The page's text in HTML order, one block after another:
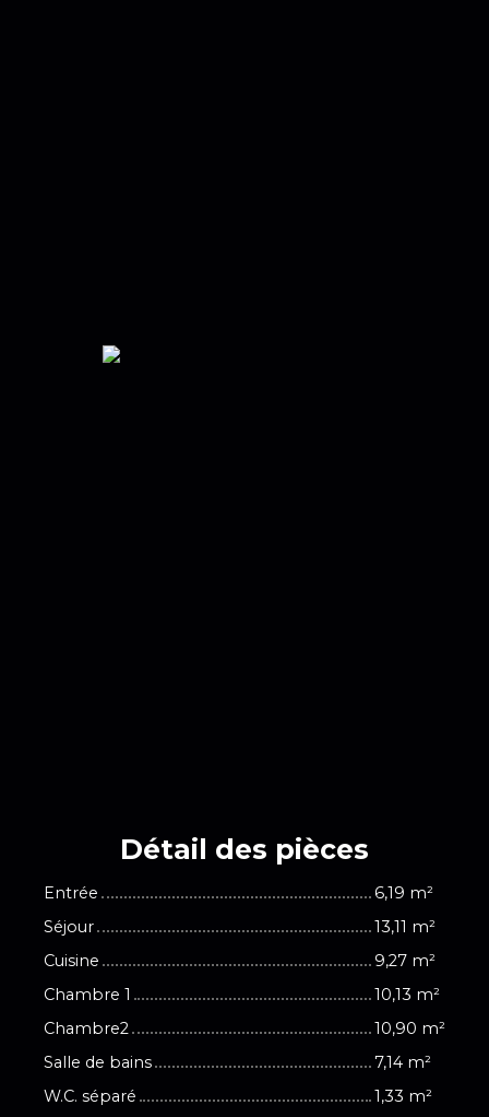
Détail des pièces
Entrée
6,19 m²
Séjour
13,11 m²
Cuisine
9,27 m²
Chambre 1
10,13 m²
Chambre2
10,90 m²
Salle de bains
7,14 m²
W.C. séparé
1,33 m²